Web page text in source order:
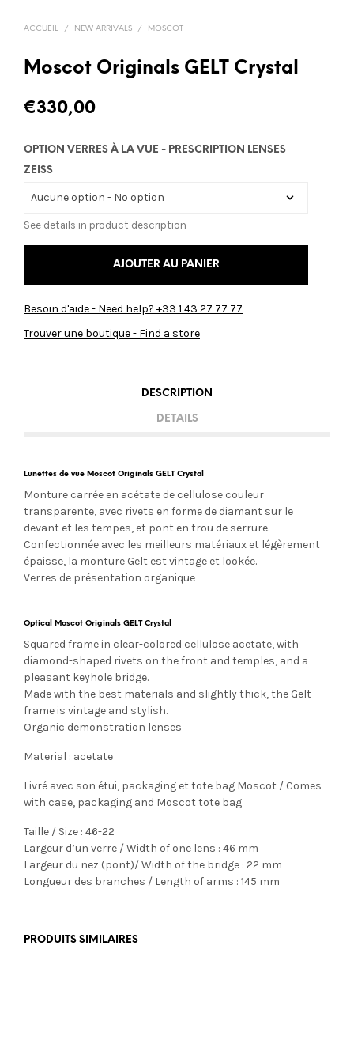
ACCUEIL / NEW ARRIVALS / MOSCOT
Moscot Originals GELT Crystal
€330,00
OPTION VERRES À LA VUE - PRESCRIPTION LENSES
ZEISS
See details in product description
AJOUTER AU PANIER
Besoin d'aide - Need help? +33 1 43 27 77 77
Trouver une boutique - Find a store
DESCRIPTION
DETAILS
Lunettes de vue Moscot Originals GELT Crystal
Monture carrée en acétate de cellulose couleur
transparente, avec rivets en forme de diamant sur le
devant et les tempes, et pont en trou de serrure.
Confectionnée avec les meilleurs matériaux et légèrement
épaisse, la monture Gelt est vintage et lookée.
Verres de présentation organique
Optical Moscot Originals GELT Crystal
Squared frame in clear-colored cellulose acetate, with
diamond-shaped rivets on the front and temples, and a
pleasant keyhole bridge.
Made with the best materials and slightly thick, the Gelt
frame is vintage and stylish.
Organic demonstration lenses
Material : acetate
Livré avec son étui, packaging et tote bag Moscot / Comes
with case, packaging and Moscot tote bag
Taille / Size : 46-22
Largeur d’un verre / Width of one lens : 46 mm
Largeur du nez (pont)/ Width of the bridge : 22 mm
Longueur des branches / Length of arms : 145 mm
PRODUITS SIMILAIRES